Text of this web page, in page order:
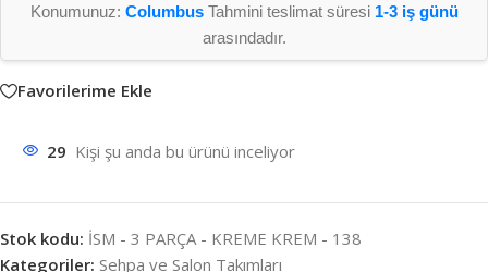
Konumunuz: ColumbusTahmini teslimat süresi 1-3 iş günü
arasındadır.
Favorilerime Ekle
29 Kişi şu anda bu ürünü inceliyor
Stok kodu: İSM - 3 PARÇA - KREME KREM - 138
Kategoriler: Sehpa ve Salon Takımları